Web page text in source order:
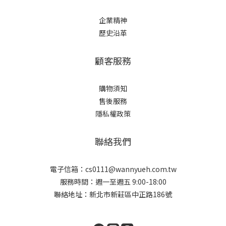
企業精神
歷史沿革
顧客服務
購物須知
售後服務
隱私權政策
聯絡我們
電子信箱：cs0111@wannyueh.com.tw
服務時間：週一至週五 9:00-18:00
聯絡地址：新北市新莊區中正路186號